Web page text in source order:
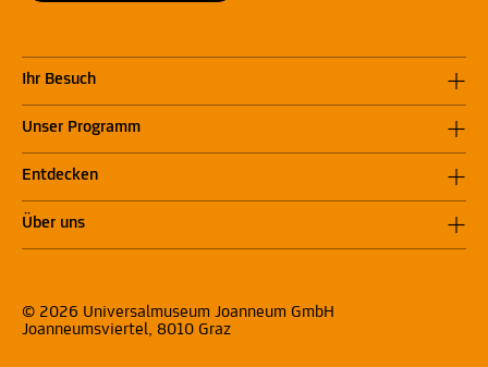
Ihr Besuch
Unser Programm
Entdecken
Über uns
© 2026 Universalmuseum Joanneum GmbH
Joanneumsviertel, 8010 Graz